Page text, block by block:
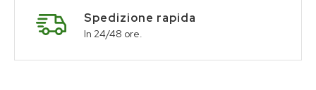
Spedizione rapida
In 24/48 ore.